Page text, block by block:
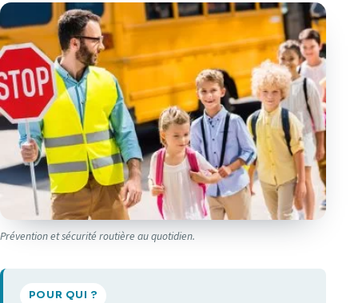
Prévention et sécurité routière au quotidien.
POUR QUI ?